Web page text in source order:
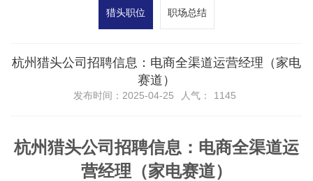
猎头职位 职场总结
杭州猎头公司招聘信息：电商全渠道运营经理（家电
赛道）​
发布时间：2025-04-25 人气： 1145
杭州猎头公司招聘信息：电商全渠道运
营经理（家电赛道）